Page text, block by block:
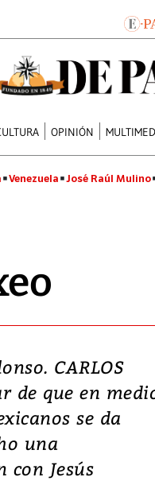
OPINIÓN
Venezuela José Raúl Mulino
CARLOS
de que en
se da
una
con Jesús
Japón:
y graves
en Kumamoto